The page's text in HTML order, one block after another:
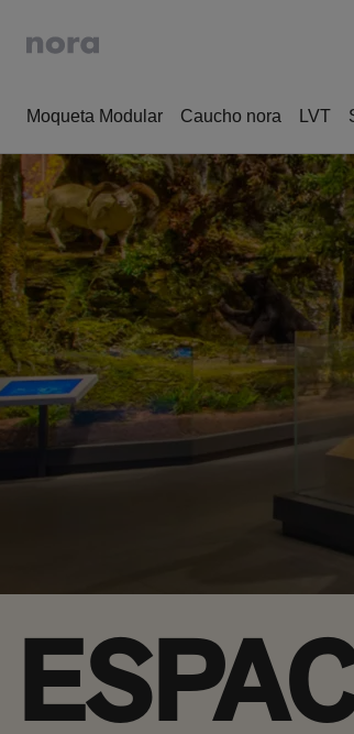
Moqueta Modular Caucho nora LVT